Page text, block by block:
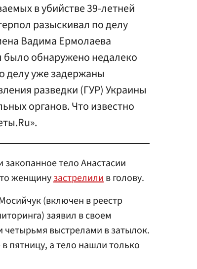
в убийстве 39-летней
разыскивал по делу
Вадима Ермолаева
обнаружено недалеко
делу уже задержаны
разведки (ГУР) Украины
органов. Что известно
тело Анастасии
женщинузастрелилив голову.
(включен в реестр
заявил в своем
четырьмя выстрелами в затылок.
пятницу, а тело нашли только